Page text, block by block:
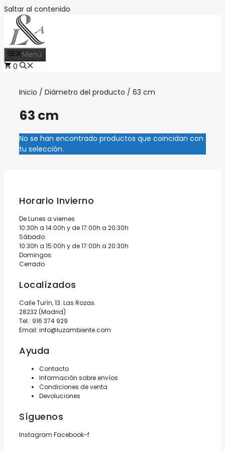
Saltar al contenido
Menú
0
Inicio / Diámetro del producto / 63 cm
63 cm
No se han encontrado productos que coincidan con
tu selección.
Horario Invierno
De Lunes a viernes
10:30h a 14:00h y de 17:00h a 20:30h
Sábado:
10:30h a 15:00h y de 17:00h a 20:30h
Domingos:
Cerrado
Localízados
Calle Turín, 13. Las Rozas.
28232 (Madrid)
Tel.: 916 374 929
Email: info@luzambiente.com
Ayuda
Contacto
Información sobre envíos
Condiciones de venta
Devoluciones
Síguenos
Instagram Facebook-f